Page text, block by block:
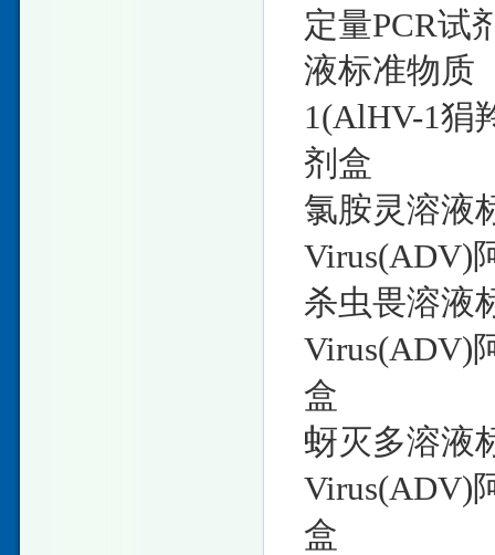
定量PCR试
液标准物质
1(AlHV-1狷
剂盒
氯胺灵溶液
Virus(ADV)
杀虫畏溶液
Virus(ADV)
盒
蚜灭多溶液
Virus(ADV)
盒